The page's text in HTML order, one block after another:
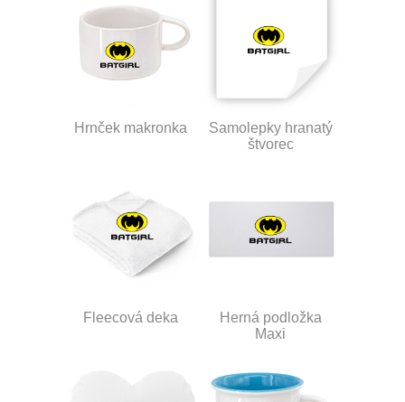
Hrnček makronka
Samolepky hranatý
štvorec
Fleecová deka
Herná podložka
Maxi